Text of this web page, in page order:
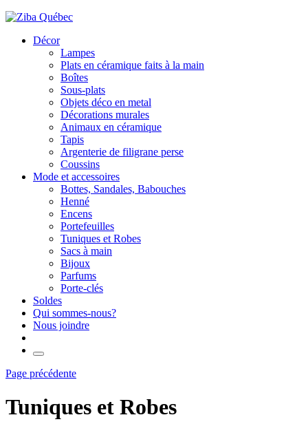
Décor
Lampes
Plats en céramique faits à la main
Boîtes
Sous-plats
Objets déco en metal
Décorations murales
Animaux en céramique
Tapis
Argenterie de filigrane perse
Coussins
Mode et accessoires
Bottes, Sandales, Babouches
Henné
Encens
Portefeuilles
Tuniques et Robes
Sacs à main
Bijoux
Parfums
Porte-clés
Soldes
Qui sommes-nous?
Nous joindre
Page précédente
Tuniques et Robes